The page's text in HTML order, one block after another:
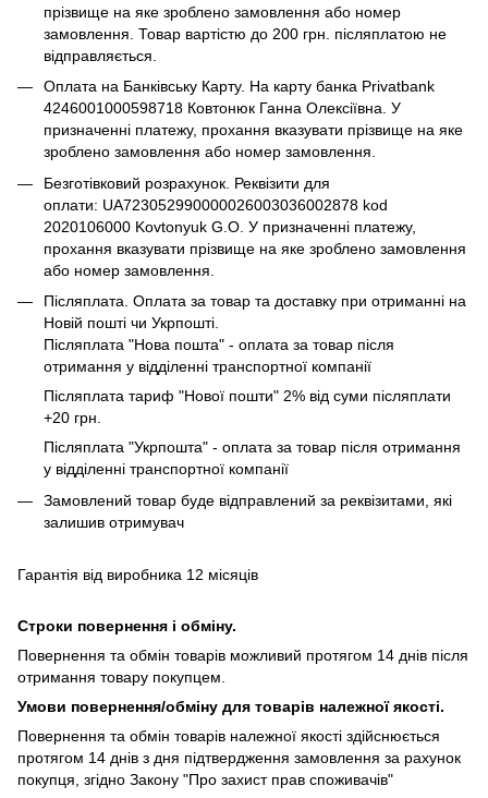
прізвище на яке зроблено замовлення або номер
замовлення. Товар вартістю до 200 грн. післяплатою не
відправляється.
Оплата на Банківську Карту. На карту банка Privatbank
4246001000598718 Ковтонюк Ганна Олексіївна. У
призначенні платежу, прохання вказувати прізвище на яке
зроблено замовлення або номер замовлення.
Безготівковий розрахунок. Реквізити для
оплати: UA723052990000026003036002878 kod
2020106000 Kovtonyuk G.O. У призначенні платежу,
прохання вказувати прізвище на яке зроблено замовлення
або номер замовлення.
Післяплата. Оплата за товар та доставку при отриманні на
Новій пошті чи Укрпошті.
Післяплата "Нова пошта" - оплата за товар після
отримання у відділенні транспортної компанії
Післяплата тариф "Нової пошти" 2% від суми післяплати
+20 грн.
Післяплата "Укрпошта" - оплата за товар після отримання
у відділенні транспортної компанії
Замовлений товар буде відправлений за реквізитами, які
залишив отримувач
Гарантія від виробника 12 місяців
Строки повернення і обміну.
Повернення та обмін товарів можливий протягом 14 днів після
отримання товару покупцем.
Умови повернення/обміну для товарів належної якості.
Повернення та обмін товарів належної якості здійснюється
протягом 14 днів з дня підтвердження замовлення за рахунок
покупця, згідно Закону "Про захист прав споживачів"